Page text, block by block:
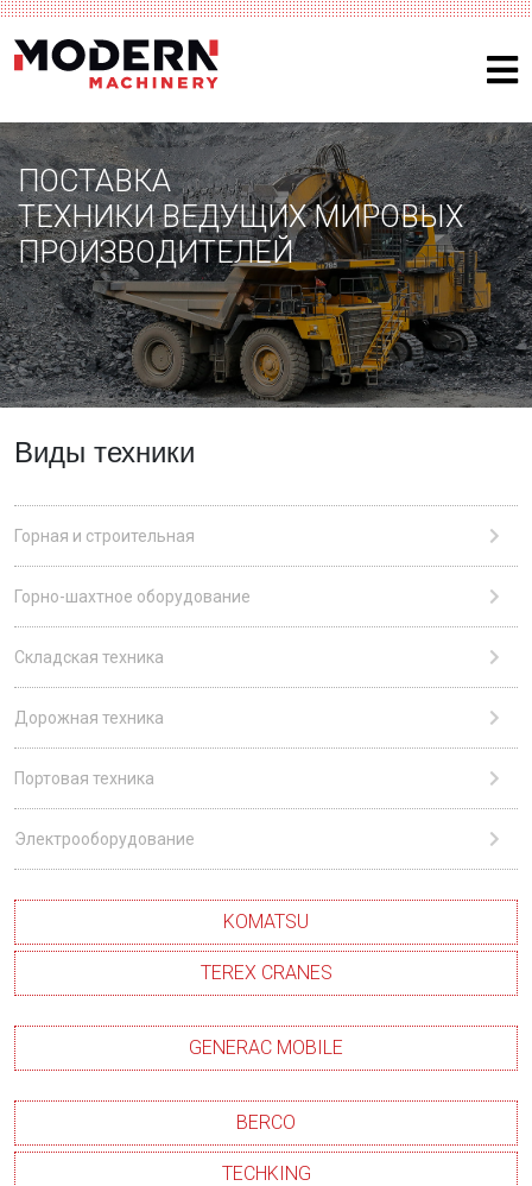
ПОСТАВКА
ТЕХНИКИ ВЕДУЩИХ МИРОВЫХ
ПРОИЗВОДИТЕЛЕЙ
Виды техники
Горная и строительная
Горно-шахтное оборудование
Складская техника
Дорожная техника
Портовая техника
Электрооборудование
KOMATSU
TEREX CRANES
GENERAC MOBILE
BERCO
TECHKING